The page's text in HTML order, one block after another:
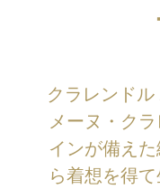
クラレンド
メーヌ・ク
インが備え
ら着想を得